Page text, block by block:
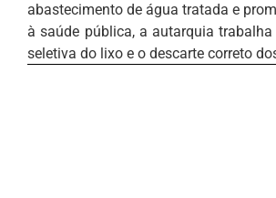
abastecimento de água tratada e
à saúde pública, a autarquia
seletiva do lixo e o descarte correto